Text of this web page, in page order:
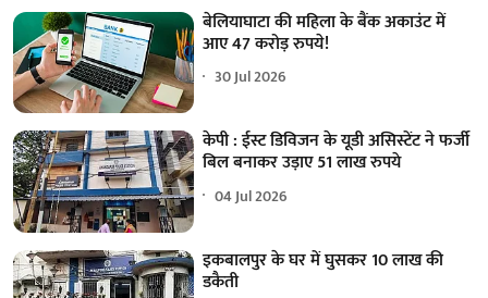
बेलियाघाटा की महिला के बैंक अकाउंट में
आए 47 करोड़ रुपये!
30 Jul 2026
केपी : ईस्ट डिविजन के यूडी असिस्टेंट ने फर्जी
बिल बनाकर उड़ाए 51 लाख रुपये
04 Jul 2026
इकबालपुर के घर में घुसकर 10 लाख की
डकैती